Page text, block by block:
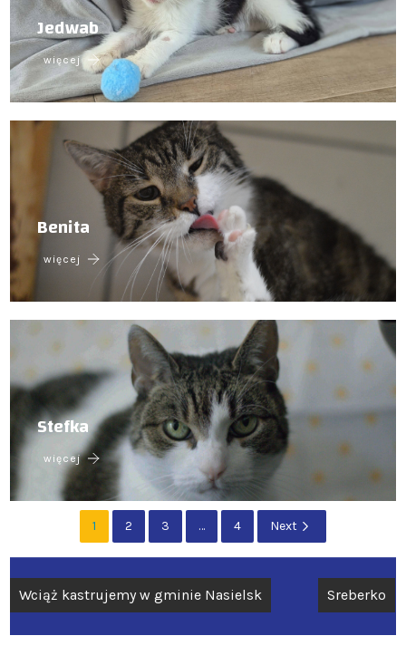
Jedwab
więcej
Benita
więcej
Stefka
więcej
1 2 3 … 4 Next
Nawigacja
wpisu
Wciąż kastrujemy w gminie Nasielsk Sreberko